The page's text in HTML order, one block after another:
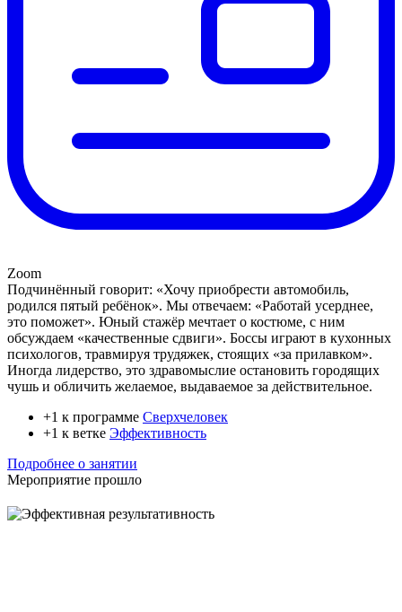
Zoom
Подчинённый говорит: «Хочу приобрести автомобиль,
родился пятый ребёнок». Мы отвечаем: «Работай усерднее,
это поможет». Юный стажёр мечтает о костюме, с ним
обсуждаем «качественные сдвиги». Боссы играют в кухонных
психологов, травмируя трудяжек, стоящих «за прилавком».
Иногда лидерство, это здравомыслие остановить городящих
чушь и обличить желаемое, выдаваемое за действительное.
+1 к программе Сверхчеловек
+1 к ветке Эффективность
Подробнее о занятии
Мероприятие прошло